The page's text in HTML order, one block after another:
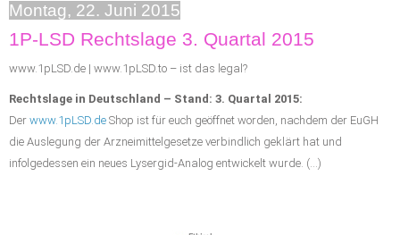
Montag, 22. Juni 2015
1P-LSD Rechtslage 3. Quartal 2015
www.1pLSD.de | www.1pLSD.to – ist das legal?
Rechtslage in Deutschland – Stand: 3. Quartal 2015:
Der www.1pLSD.de Shop ist für euch geöffnet worden, nachdem der EuGH
die Auslegung der Arzneimittelgesetze verbindlich geklärt hat und
infolgedessen ein neues Lysergid-Analog entwickelt wurde. (…)